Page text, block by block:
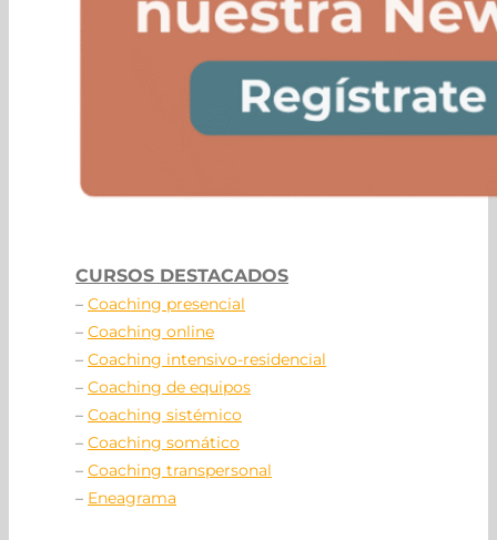
CURSOS DESTACADOS
– Coaching presencial
– Coaching online
– Coaching intensivo-residencial
– Coaching de equipos
– Coaching sistémico
– Coaching somático
– Coaching transpersonal
– Eneagrama